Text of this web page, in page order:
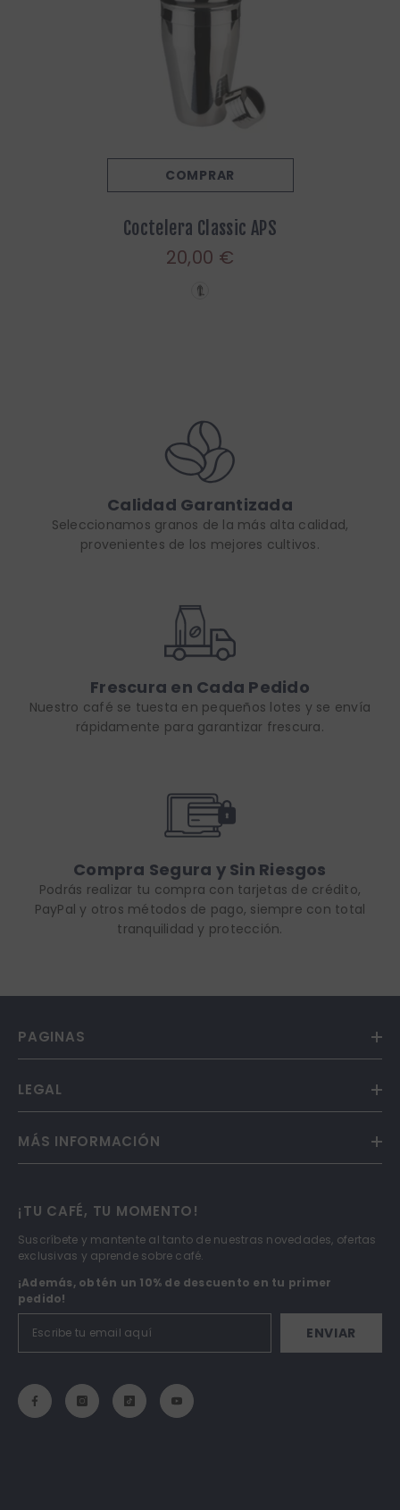
COMPRAR
Coctelera Classic APS
20,00 €
Calidad Garantizada
Seleccionamos granos de la más alta calidad,
provenientes de los mejores cultivos.
Frescura en Cada Pedido
Nuestro café se tuesta en pequeños lotes y se envía
rápidamente para garantizar frescura.
Compra Segura y Sin Riesgos
Podrás realizar tu compra con tarjetas de crédito,
PayPal y otros métodos de pago, siempre con total
tranquilidad y protección.
PAGINAS
LEGAL
MÁS INFORMACIÓN
¡TU CAFÉ, TU MOMENTO!
Suscríbete y mantente al tanto de nuestras novedades, ofertas
exclusivas y aprende sobre café.
¡Además, obtén un 10% de descuento en tu primer
pedido!
ENVIAR